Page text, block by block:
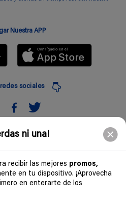
ni una!
recibir las mejores promos,
en tu dispositivo. ¡Aprovecha
en enterarte de los
Nuestra APP
sociales
Suscribir